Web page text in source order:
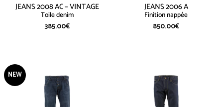
JEANS 2008 AC – VINTAGE
Toile denim
385.00€
JEANS 2006 A
Finition nappée
850.00€
NEW